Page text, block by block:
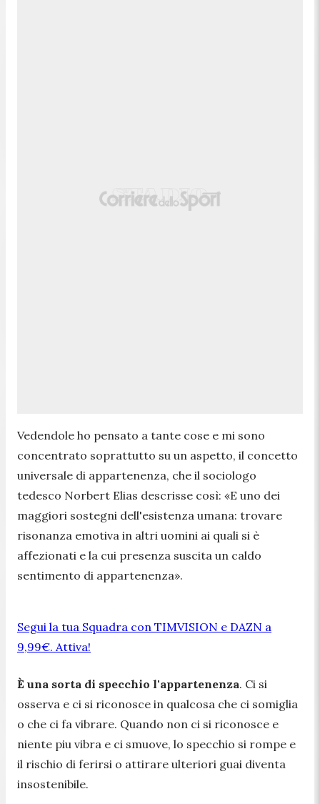
Vedendole ho pensato a tante cose e mi sono
concentrato soprattutto su un aspetto, il concetto
universale di appartenenza, che il sociologo
tedesco Norbert Elias descrisse così: «E uno dei
maggiori sostegni dell'esistenza umana: trovare
risonanza emotiva in altri uomini ai quali si è
affezionati e la cui presenza suscita un caldo
sentimento di appartenenza».
Segui la tua Squadra con TIMVISION e DAZN a
9,99€. Attiva!
È una sorta di specchio l'appartenenza. Ci si
osserva e ci si riconosce in qualcosa che ci somiglia
o che ci fa vibrare. Quando non ci si riconosce e
niente piu vibra e ci smuove, lo specchio si rompe e
il rischio di ferirsi o attirare ulteriori guai diventa
insostenibile.